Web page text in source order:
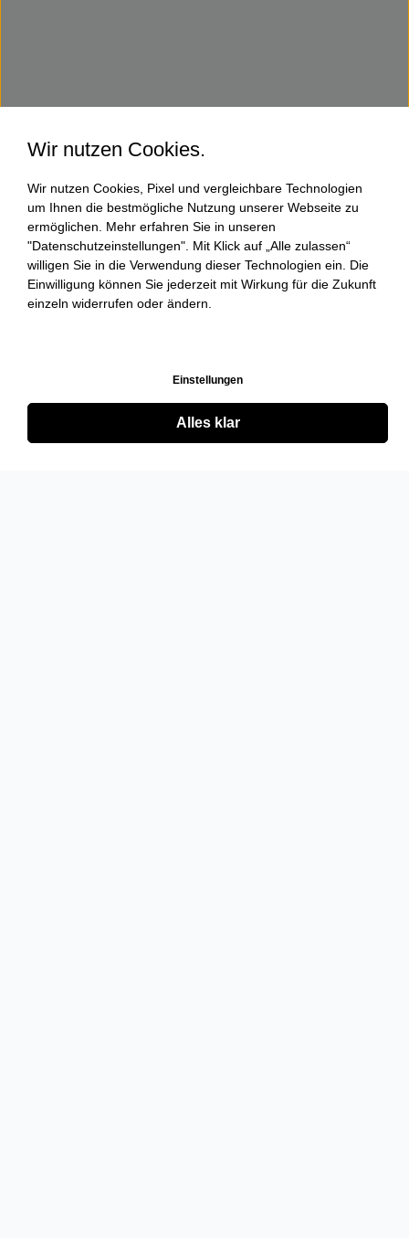
Wir nutzen Cookies.
Wir nutzen Cookies, Pixel und vergleichbare Technologien
um Ihnen die bestmögliche Nutzung unserer Webseite zu
ermöglichen. Mehr erfahren Sie in unseren
"Datenschutzeinstellungen". Mit Klick auf „Alle zulassen“
willigen Sie in die Verwendung dieser Technologien ein. Die
Einwilligung können Sie jederzeit mit Wirkung für die Zukunft
einzeln widerrufen oder ändern.
Einstellungen
Alles klar